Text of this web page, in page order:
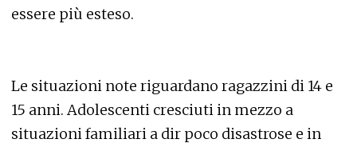
essere più esteso.
Le situazioni note riguardano ragazzini di 14 e
15 anni. Adolescenti cresciuti in mezzo a
situazioni familiari a dir poco disastrose e in